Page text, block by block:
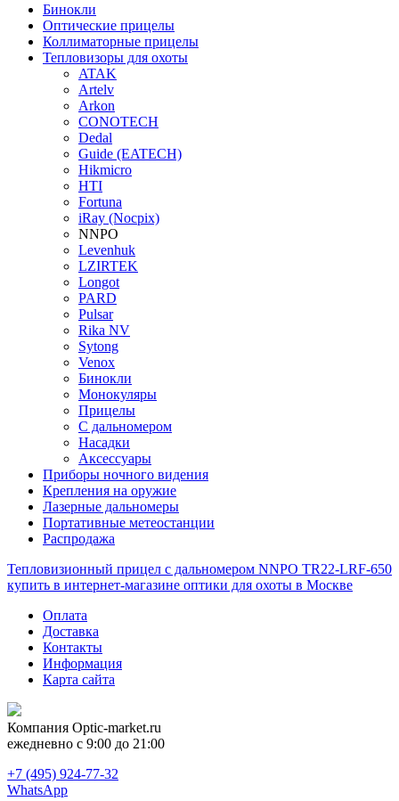
Бинокли
Оптические прицелы
Коллиматорные прицелы
Тепловизоры для охоты
ATAK
Artelv
Arkon
CONOTECH
Dedal
Guide (EATECH)
Hikmicro
HTI
Fortuna
iRay (Nocpix)
NNPO
Levenhuk
LZIRTEK
Longot
PARD
Pulsar
Rika NV
Sytong
Venox
Бинокли
Монокуляры
Прицелы
С дальномером
Насадки
Аксессуары
Приборы ночного видения
Крепления на оружие
Лазерные дальномеры
Портативные метеостанции
Распродажа
Тепловизионный прицел с дальномером NNPO TR22-LRF-650
купить в интернет-магазине оптики для охоты в Москве
Оплата
Доставка
Контакты
Информация
Карта сайта
Компания Optic-market.ru
ежедневно с 9:00 до 21:00
+7 (495) 924-77-32
WhatsApp